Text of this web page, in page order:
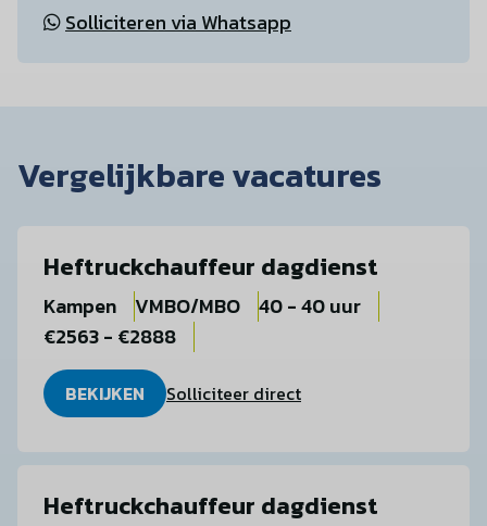
Solliciteren via Whatsapp
Vergelijkbare vacatures
Heftruckchauffeur dagdienst
Kampen VMBO/MBO
40 - 40 uur
€2563 - €2888
BEKIJKEN Solliciteer direct
Heftruckchauffeur dagdienst